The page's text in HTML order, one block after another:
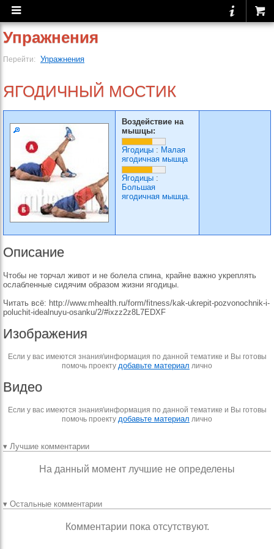
Упражнения
Перейти: Упражнения
ЯГОДИЧНЫЙ МОСТИК
Воздействие на
мышцы:
Ягодицы : Малая
ягодичная мышца
Ягодицы :
Большая
ягодичная мышца.
Описание
Чтобы не торчал живот и не болела спина, крайне важно укреплять
ослабленные сидячим образом жизни ягодицы.
Читать всё: http://www.mhealth.ru/form/fitness/kak-ukrepit-pozvonochnik-i-
poluchit-idealnuyu-osanku/2/#ixzz2z8L7EDXF
Изображения
Если у вас имеются знания\информация по данной тематике и Вы готовы
помочь проекту добавьте материал лично
Видео
Если у вас имеются знания\информация по данной тематике и Вы готовы
помочь проекту добавьте материал лично
▾ Лучшие комментарии
На данный момент лучшие не определены
▾ Остальные комментарии
Комментарии пока отсутствуют.